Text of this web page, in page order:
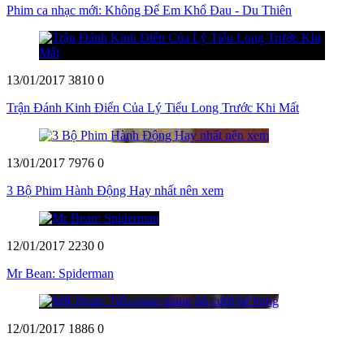
Phim ca nhạc mới: Không Để Em Khổ Đau - Du Thiên
13/01/2017 3810 0
Trận Đánh Kinh Điển Của Lý Tiểu Long Trước Khi Mất
13/01/2017 7976 0
3 Bộ Phim Hành Động Hay nhất nên xem
12/01/2017 2230 0
Mr Bean: Spiderman
12/01/2017 1886 0